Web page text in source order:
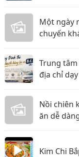
Một ngày
chuyến
Trung tâm
địa chỉ
Nồi chiên
ăn dễ
Kim Chi